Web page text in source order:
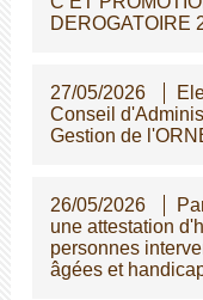
DEROGATOIRE
27/05/2026
Conseil
Gestion de
26/05/2026
une attestation
personnes
gées et